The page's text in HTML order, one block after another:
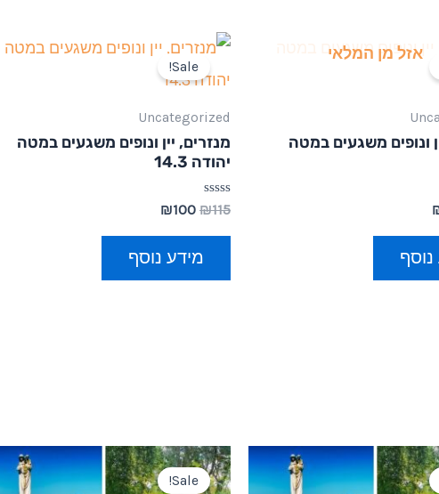
אזל מן המלאי
ונופים משגעים במטה
Sale!
Uncategorized
מנזרים, יין ונופים משגעים במטה
יהודה 14.3
דורג
מתוך
₪115
₪100
מידע נוסף
Sale!